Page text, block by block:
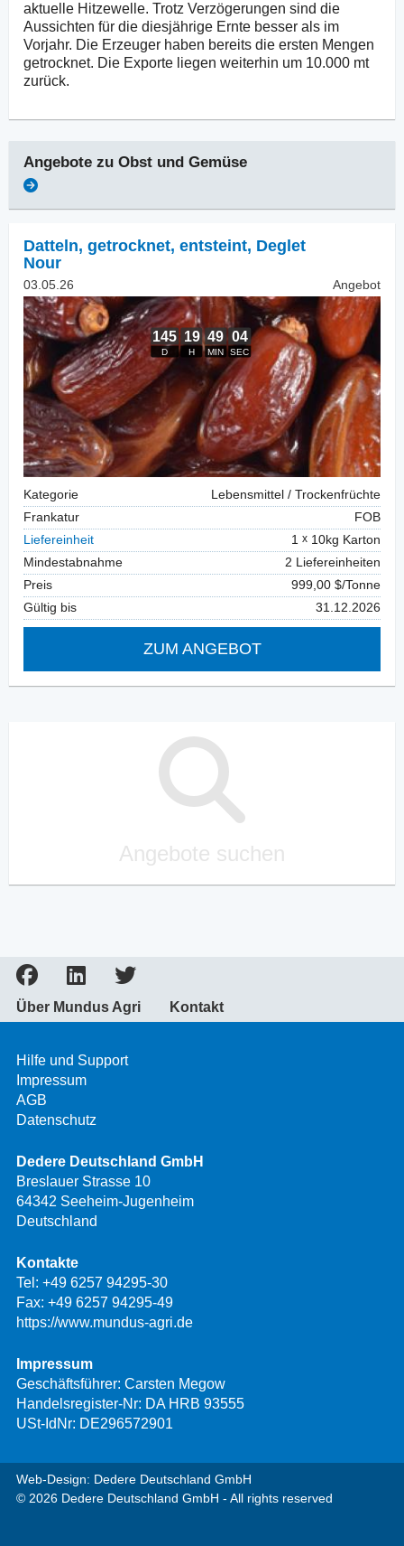
aktuelle Hitzewelle. Trotz Verzögerungen sind die
Aussichten für die diesjährige Ernte besser als im
Vorjahr. Die Erzeuger haben bereits die ersten Mengen
getrocknet. Die Exporte liegen weiterhin um 10.000 mt
zurück.
Angebote zu Obst und Gemüse
Datteln, getrocknet, entsteint, Deglet
Nour
03.05.26 Angebot
Kategorie
Lebensmittel / Trockenfrüchte
Frankatur
FOB
Liefereinheit
1
10kg Karton
Mindestabnahme
2 Liefereinheiten
Preis
999,00 $/Tonne
Gültig bis
31.12.2026
ZUM ANGEBOT
Angebote suchen
Über Mundus Agri Kontakt
Hilfe und Support
Impressum
AGB
Datenschutz
Dedere Deutschland GmbH
Breslauer Strasse 10
64342 Seeheim-Jugenheim
Deutschland
Kontakte
Tel: +49 6257 94295-30
Fax: +49 6257 94295-49
https://www.mundus-agri.de
Impressum
Geschäftsführer: Carsten Megow
Handelsregister-Nr: DA HRB 93555
USt-IdNr: DE296572901
Web-Design: Dedere Deutschland GmbH
© 2026 Dedere Deutschland GmbH - All rights reserved